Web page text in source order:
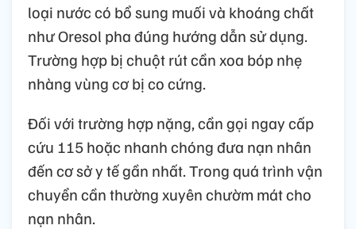
loại nước có bổ sung muối và khoáng chất
như Oresol pha đúng hướng dẫn sử dụng.
Trường hợp bị chuột rút cần xoa bóp nhẹ
nhàng vùng cơ bị co cứng.
Đối với trường hợp nặng, cần gọi ngay cấp
cứu 115 hoặc nhanh chóng đưa nạn nhân
đến cơ sở y tế gần nhất. Trong quá trình vận
chuyển cần thường xuyên chườm mát cho
nạn nhân.